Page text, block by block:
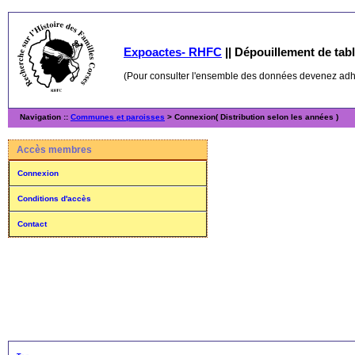
Expoactes- RHFC || Dépouillement de
(Pour consulter l'ensemble des données devenez
Navigation :: Communes et paroisses > Connexion( Distribution selon les années )
Accès membres
Connexion
Conditions d'accès
Contact